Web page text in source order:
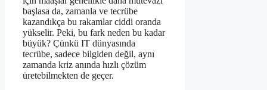
başlasa da, zamanla ve tecrübe
kazandıkça bu rakamlar ciddi oranda
yükselir. Peki, bu fark neden bu kadar
büyük? Çünkü IT dünyasında
tecrübe, sadece bilgiden değil, aynı
zamanda kriz anında hızlı çözüm
üretebilmekten de geçer.